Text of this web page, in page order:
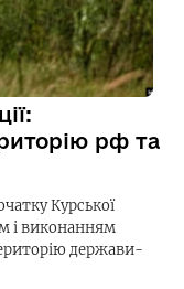
рф та
Курської
і виконанням
держави-